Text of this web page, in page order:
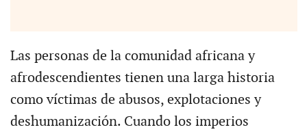
Las personas de la comunidad africana y
afrodescendientes tienen una larga historia
como víctimas de abusos, explotaciones y
deshumanización. Cuando los imperios